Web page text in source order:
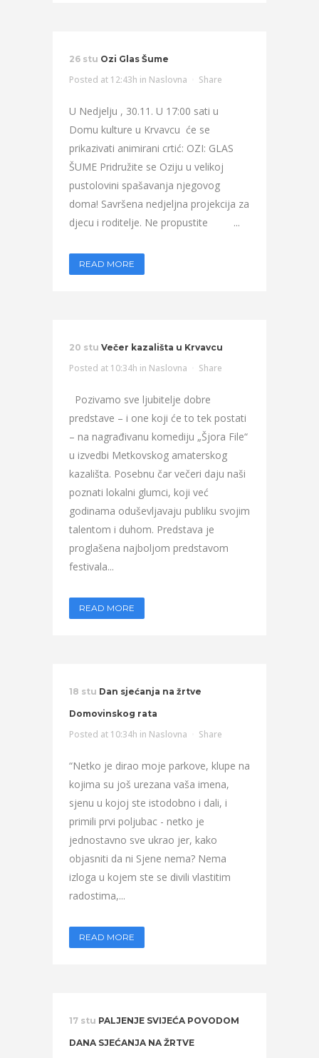
26 stu Ozi Glas Šume
Posted at 12:43h in Naslovna Share
U Nedjelju , 30.11. U 17:00 sati u
Domu kulture u Krvavcu će se
prikazivati animirani crtić: OZI: GLAS
ŠUME Pridružite se Oziju u velikoj
pustolovini spašavanja njegovog
doma! Savršena nedjeljna projekcija za
djecu i roditelje. Ne propustite ...
READ MORE
20 stu Večer kazališta u Krvavcu
Posted at 10:34h in Naslovna Share
Pozivamo sve ljubitelje dobre
predstave – i one koji će to tek postati
– na nagrađivanu komediju „Šjora File“
u izvedbi Metkovskog amaterskog
kazališta. Posebnu čar večeri daju naši
poznati lokalni glumci, koji već
godinama oduševljavaju publiku svojim
talentom i duhom. Predstava je
proglašena najboljom predstavom
festivala...
READ MORE
18 stu Dan sjećanja na žrtve
Domovinskog rata
Posted at 10:34h in Naslovna Share
“Netko je dirao moje parkove, klupe na
kojima su još urezana vaša imena,
sjenu u kojoj ste istodobno i dali, i
primili prvi poljubac - netko je
jednostavno sve ukrao jer, kako
objasniti da ni Sjene nema? Nema
izloga u kojem ste se divili vlastitim
radostima,...
READ MORE
17 stu PALJENJE SVIJEĆA POVODOM
DANA SJEĆANJA NA ŽRTVE